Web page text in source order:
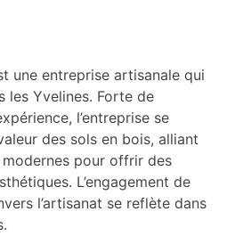
une entreprise artisanale qui
les Yvelines. Forte de
l’entreprise se
des sols en bois, alliant
pour offrir des
L’engagement de
l’artisanat se reflète dans